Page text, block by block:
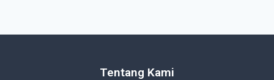
Tentang Kami